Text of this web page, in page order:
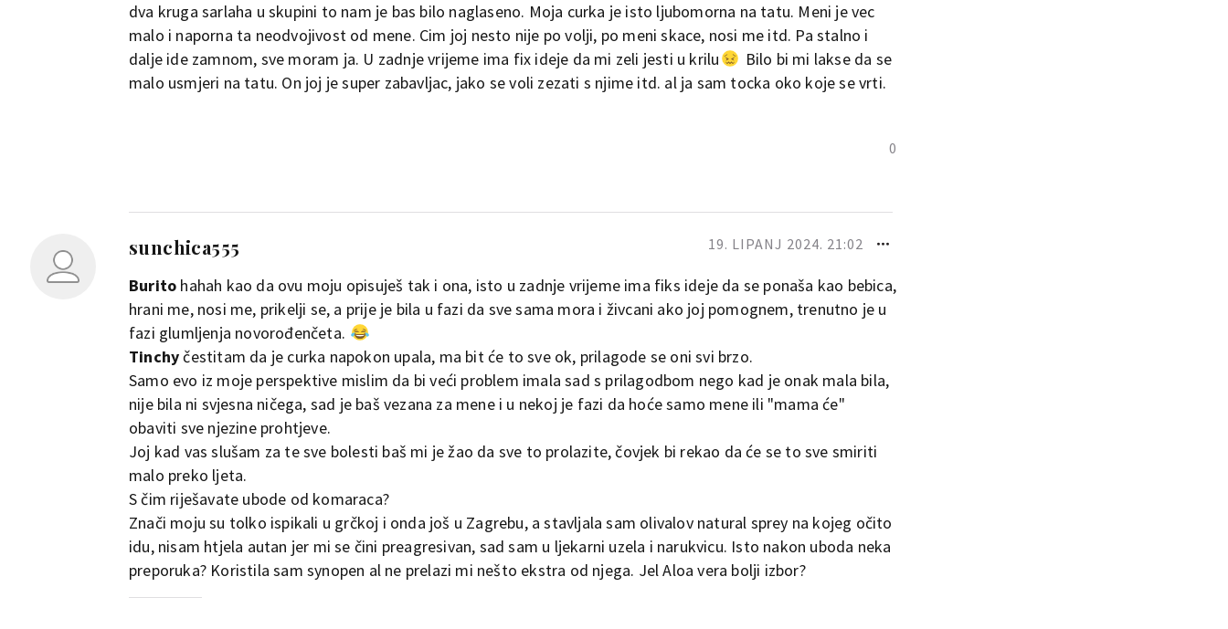
dva kruga sarlaha u skupini to nam je bas bilo naglaseno. Moja curka je isto ljubomorna na tatu. Meni je vec
malo i naporna ta neodvojivost od mene. Cim joj nesto nije po volji, po meni skace, nosi me itd. Pa stalno i
dalje ide zamnom, sve moram ja. U zadnje vrijeme ima fix ideje da mi zeli jesti u krilu
Bilo bi mi lakse da se
malo usmjeri na tatu. On joj je super zabavljac, jako se voli zezati s njime itd. al ja sam tocka oko koje se vrti.
0
sunchica555 19. LIPANJ 2024. 21:02
Burito hahah kao da ovu moju opisuješ tak i ona, isto u zadnje vrijeme ima fiks ideje da se ponaša kao bebica,
hrani me, nosi me, prikelji se, a prije je bila u fazi da sve sama mora i živcani ako joj pomognem, trenutno je u
fazi glumljenja novorođenčeta.
Tinchyčestitam da je curka napokon upala, ma bit će to sve ok, prilagode se oni svi brzo.
Samo evo iz moje perspektive mislim da bi veći problem imala sad s prilagodbom nego kad je onak mala bila,
nije bila ni svjesna ničega, sad je baš vezana za mene i u nekoj je fazi da hoće samo mene ili "mama će"
obaviti sve njezine prohtjeve.
Joj kad vas slušam za te sve bolesti baš mi je žao da sve to prolazite, čovjek bi rekao da će se to sve smiriti
malo preko ljeta.
S čim riješavate ubode od komaraca?
Znači moju su tolko ispikali u grčkoj i onda još u Zagrebu, a stavljala sam olivalov natural sprey na kojeg očito
idu, nisam htjela autan jer mi se čini preagresivan, sad sam u ljekarni uzela i narukvicu. Isto nakon uboda neka
preporuka? Koristila sam synopen al ne prelazi mi nešto ekstra od njega. Jel Aloa vera bolji izbor?